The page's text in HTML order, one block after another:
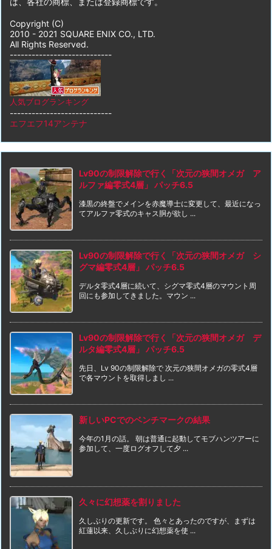
Copyright (C)
2010 - 2021 SQUARE ENIX CO., LTD.
All Rights Reserved.
----------------------------
人気ブログランキング
----------------------------
エフエフ14アンテナ
Lv90の制限解除で行く「次元の狭間オメガ ア
ルファ編零式4層」 パッチ6.5
漆黒の終盤でメインを赤魔導士に変更して、最近になっ
てアルファ零式のキャス胴が欲し ...
Lv90の制限解除で行く「次元の狭間オメガ シ
グマ編零式4層」 パッチ6.5
デルタ零式4層に続いて、シグマ零式4層のマウント周
回にも参加してきました。マウン ...
Lv90の制限解除で行く「次元の狭間オメガ デ
ルタ編零式4層」 パッチ6.5
先日、Lv 90の制限解除で 次元の狭間オメガの零式4層
で各マウントを取得しまし ...
新しいPCでのベンチマークの結果
今年の1月の話。 朝は普通に起動してモブハンツアーに
参加して、一度ログオフして夕 ...
久々に幻想薬を割りました
久しぶりの更新です。 色々とあったのですが、まずは
紅蓮以来、久しぶりに幻想薬を使 ...